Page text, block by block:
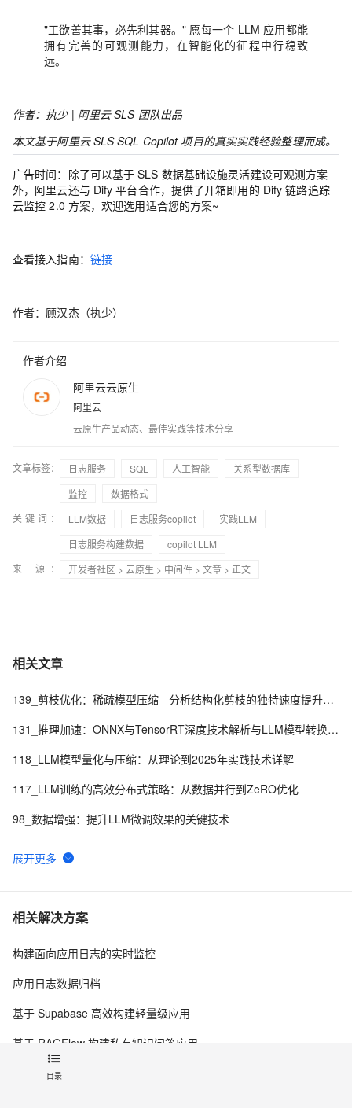
"工欲善其事，必先利其器。" 愿每一个 LLM 应用都能
拥有完善的可观测能力，在智能化的征程中行稳致
远。
作者：执少 | 阿里云 SLS 团队出品
本文基于阿里云 SLS SQL Copilot 项目的真实实践经验整理而成。
广告时间： 除了可以基于 SLS 数据基础设施灵活建设可观测方案
外，阿里云还与 Dify 平台合作，提供了开箱即用的 Dify 链路追踪
云监控 2.0 方案，欢迎选用适合您的方案~
查看接入指南： 链接
作者：顾汉杰（执少）
作者介绍
阿里云云原生
阿里云
云原生产品动态、最佳实践等技术分享
文章标签： 日志服务 SQL 人工智能
关系型数据库
监控
数据格式
关键词：
LLM数据 日志服务copilot
实践LLM
日志服务构建数据
copilot LLM
来 源：
开发者社区 > 云原生 > 中间件 > 文章 > 正文
目录
相关文章
139_剪枝优化：稀疏模型压缩 - 分析结构化剪枝的独特速度提升与LLM部署加速实践
131_推理加速：ONNX与TensorRT深度技术解析与LLM模型转换优化实践
118_LLM模型量化与压缩：从理论到2025年实践技术详解
117_LLM训练的高效分布式策略：从数据并行到ZeRO优化
98_数据增强：提升LLM微调效果的关键技术
04_用LLM分析数据：从表格到可视化报告
相关解决方案
构建面向应用日志的实时监控
应用日志数据归档
基于 Supabase 高效构建轻量级应用
基于 RAGFlow 构建私有知识问答应用
容器化应用的弹性伸缩攻略